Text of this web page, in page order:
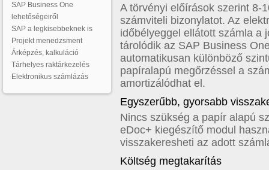
A törvényi előírások szerint 8-
számviteli bizonylatot. Az
időbélyeggel ellátott számla a
tárolódik az SAP Business
automatikusan különböző
papíralapú megőrzéssel a
amortizálódhat el.
Egyszerűbb, gyorsabb
Nincs szükség a papír alapú
eDoc+ kiegészítő modul
visszakeresheti az adott
Költség megtakarítás
SAP Business One
lehetőségeiről
SAP a legkisebbeknek is
Projekt menedzsment
Árképzés, kalkuláció
Tárhelyes raktárkezelés
Elektronikus számlázás